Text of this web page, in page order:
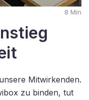
8 Min
Mitwirkenden.
zu binden, tut